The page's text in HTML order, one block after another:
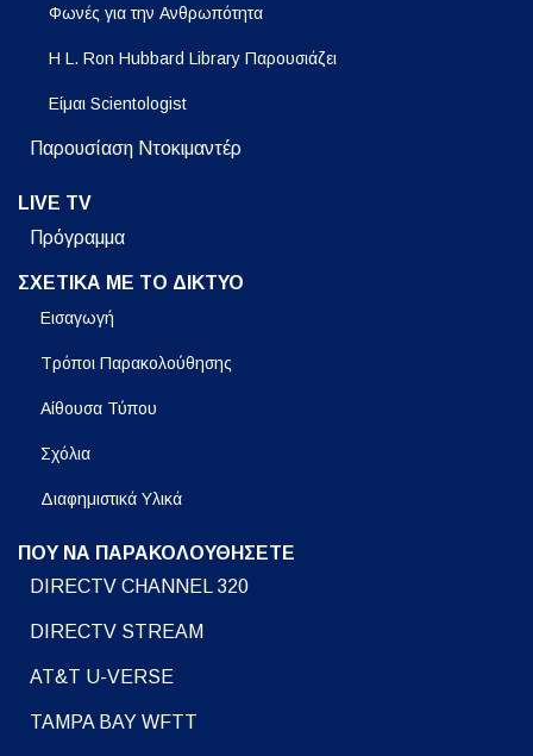
Φωνές για την Ανθρωπότητα
Η L. Ron Hubbard Library Παρουσιάζει
Είμαι Scientologist
Παρουσίαση Ντοκιμαντέρ
LIVE TV
Πρόγραμμα
ΣΧΕΤΙΚΑ ΜΕ ΤΟ ΔΙΚΤΥΟ
Εισαγωγή
Τρόποι Παρακολούθησης
Αίθουσα Τύπου
Σχόλια
Διαφημιστικά Υλικά
ΠΟΥ ΝΑ ΠΑΡΑΚΟΛΟΥΘΗΣΕΤΕ
DIRECTV CHANNEL 320
DIRECTV STREAM
AT&T U-VERSE
TAMPA BAY WFTT